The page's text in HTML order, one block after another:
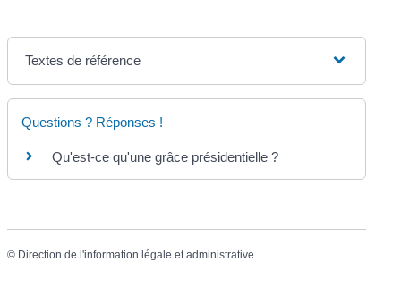
Textes de référence
Questions ? Réponses !
Qu'est-ce qu'une grâce présidentielle ?
© Direction de l'information légale et administrative